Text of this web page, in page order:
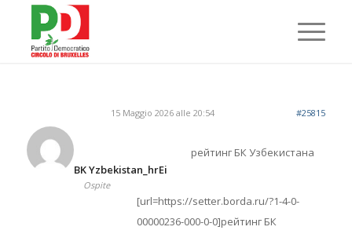
15 Maggio 2026 alle 20:54 #25815
BK Yzbekistan_hrEi
Ospite
рейтинг БК Узбекистана
[url=https://setter.borda.ru/?1-4-0-
00000236-000-0-0]рейтинг БК